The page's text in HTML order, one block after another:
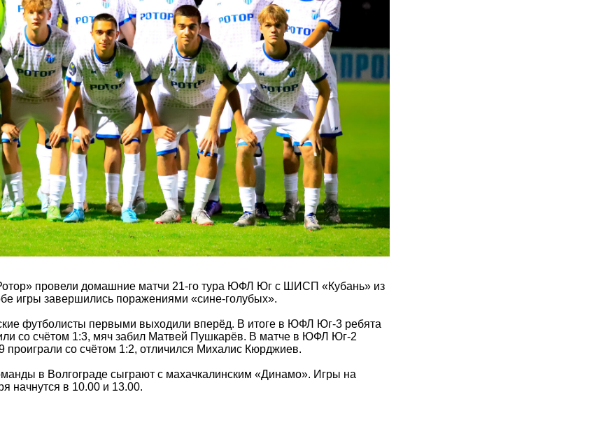
провели домашние матчи 21-го тура ЮФЛ Юг с ШИСП «Кубань» из
игры завершились поражениями «сине-голубых».
футболисты первыми выходили вперёд. В итоге в ЮФЛ Юг-3 ребята
со счётом 1:3, мяч забил Матвей Пушкарёв. В матче в ЮФЛ Юг-2
со счётом 1:2, отличился Михалис Кюрджиев.
в Волгограде сыграют с махачкалинским «Динамо». Игры на
начнутся в 10.00 и 13.00.